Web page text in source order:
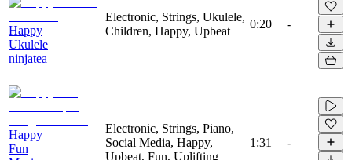
Happy
Ukulele
ninjatea
Electronic, Strings, Ukulele,
Children, Happy, Upbeat
0:20 -
Happy
Fun
Electronic, Strings, Piano,
Social Media, Happy,
Upbeat, Fun, Uplifting
1:31 -